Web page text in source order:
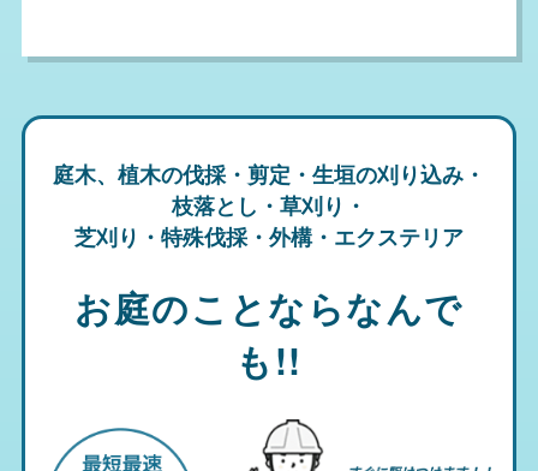
庭木、植木の伐採・剪定・生垣の刈り込み・
枝落とし・草刈り・
芝刈り・特殊伐採・外構・エクステリア
お庭のことならなんで
も!!